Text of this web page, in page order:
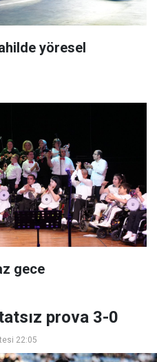
yöresel
gece
prova 3-0
22:05